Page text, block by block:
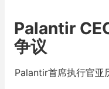
Palantir
争议
Palantir首席执行官亚